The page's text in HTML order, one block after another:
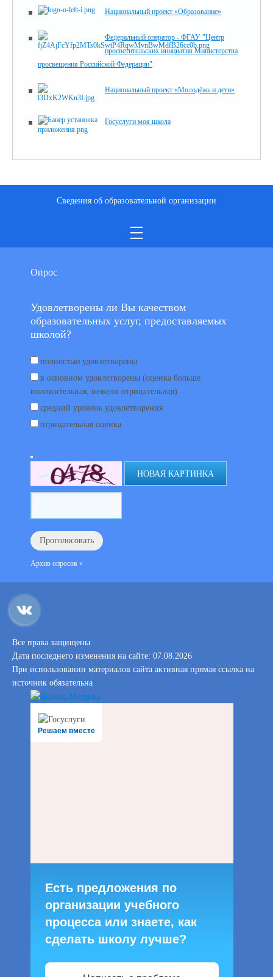
Национальный проект «Образование»
Федеральный оператор - ФГАУ "Центр
просветительских инициатив Министерства
просвещения Российской Федерации"
Национальный проект «Молодёжь и дети»
Госуслуги моя школа
Сведения об образовательной организации
Опрос
Удовлетворены ли Вы качеством
образовательных услуг, предоставляемых
школой?
полностью удовлетворены
в основном удовлетворены (оценка больше
положительная, нежели отрицательная)
средний уровень удовлетворения
отрицательная оценка
НОВАЯ КАРТИНКА
Архив опросов »
Все права защищены.
Дата последнего изменения на сайте: 07.08.2026
При использовании материалов сайта активная прямая ссылка на
источник обязательна
Решаем вместе
Есть предложения по
организации учебного
процесса или знаете, как
сделать школу лучше?